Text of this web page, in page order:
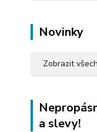
Novinky
Zobrazit
a slevy!